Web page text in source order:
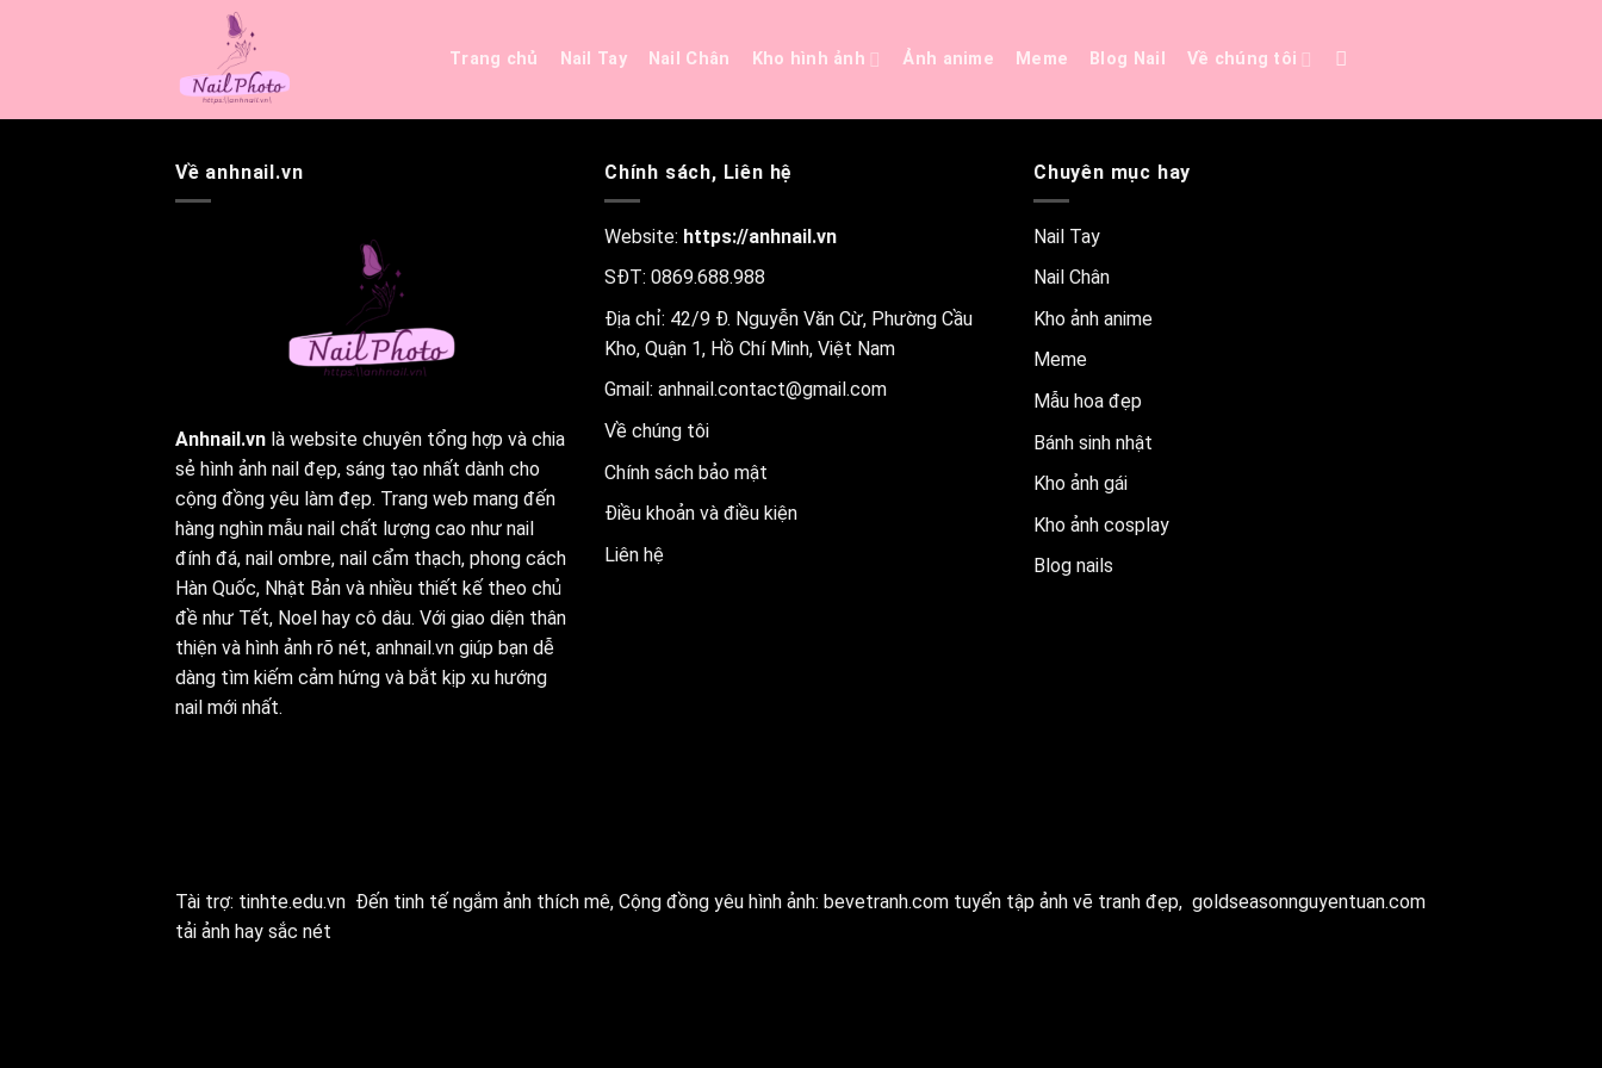
Trang chủ Nail Tay Nail Chân Kho hình ảnh Ảnh anime Meme Blog Nail Về chúng tôi
Về anhnail.vn
Anhnail.vn là website chuyên tổng hợp và chia
sẻ hình ảnh nail đẹp, sáng tạo nhất dành cho
cộng đồng yêu làm đẹp. Trang web mang đến
hàng nghìn mẫu nail chất lượng cao như nail
đính đá, nail ombre, nail cẩm thạch, phong cách
Hàn Quốc, Nhật Bản và nhiều thiết kế theo chủ
đề như Tết, Noel hay cô dâu. Với giao diện thân
thiện và hình ảnh rõ nét, anhnail.vn giúp bạn dễ
dàng tìm kiếm cảm hứng và bắt kịp xu hướng
nail mới nhất.
Chính sách, Liên hệ
Website: https://anhnail.vn
SĐT: 0869.688.988
Địa chỉ: 42/9 Đ. Nguyễn Văn Cừ, Phường Cầu
Kho, Quận 1, Hồ Chí Minh, Việt Nam
Gmail: anhnail.contact@gmail.com
Về chúng tôi
Chính sách bảo mật
Điều khoản và điều kiện
Liên hệ
Chuyên mục hay
Nail Tay
Nail Chân
Kho ảnh anime
Meme
Mẫu hoa đẹp
Bánh sinh nhật
Kho ảnh gái
Kho ảnh cosplay
Blog nails
Tài trợ: tinhte.edu.vn Đến tinh tế ngắm ảnh thích mê, Cộng đồng yêu hình ảnh: bevetranh.com tuyển tập ảnh vẽ tranh đẹp, goldseasonnguyentuan.com
tải ảnh hay sắc nét